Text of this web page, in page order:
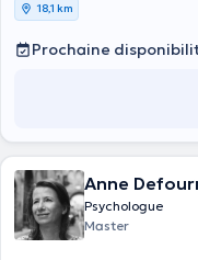
18,1 km
Prochaine
Anne
Psychologue
Master